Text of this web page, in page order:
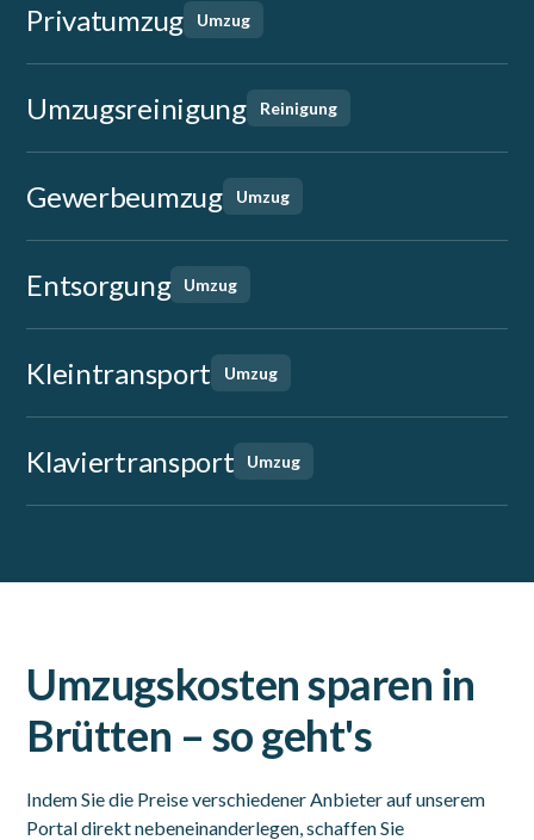
Privatumzug Umzug
Umzugsreinigung Reinigung
Gewerbeumzug Umzug
Entsorgung Umzug
Kleintransport Umzug
Klaviertransport Umzug
Umzugskosten sparen in
Brütten – so geht's
Indem Sie die Preise verschiedener Anbieter auf unserem
Portal direkt nebeneinanderlegen, schaffen Sie